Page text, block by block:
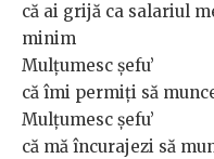
că ai grijă ca salariul
minim
Mulțumesc șefu’
că îmi permiți să
Mulțumesc șefu’
că mă încurajezi să